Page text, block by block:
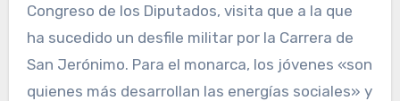
Congreso de los Diputados, visita que a la que
ha sucedido un desfile militar por la Carrera de
San Jerónimo. Para el monarca, los jóvenes «son
quienes más desarrollan las energías sociales» y